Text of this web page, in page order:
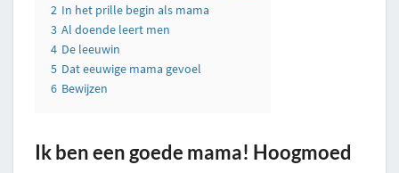
2 In het prille begin als mama
3 Al doende leert men
4 De leeuwin
5 Dat eeuwige mama gevoel
6 Bewijzen
Ik ben een goede mama! Hoogmoed